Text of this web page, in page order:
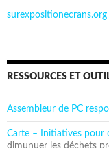
surexpositionecrans.org
RESSOURCES ET
Assembleur de PC
Carte – Initiatives pour
dimunuer les déchets